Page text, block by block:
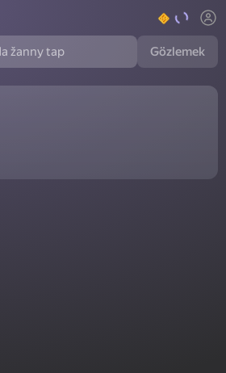
Gözlemek